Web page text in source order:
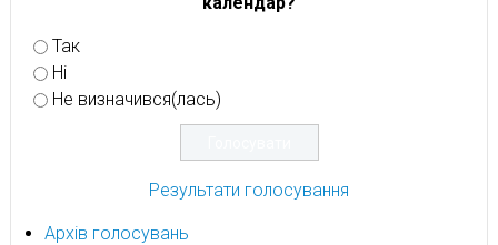
Так
Ні
Не визначився(лась)
Результати голосування
Архів голосувань